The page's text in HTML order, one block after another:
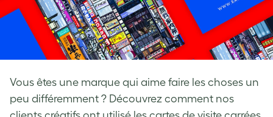
Vous êtes une marque qui aime faire les choses un
peu différemment ? Découvrez comment nos